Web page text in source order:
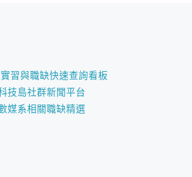
習與職缺快速查詢看板
技島社群新聞平台
媒系相關職缺精選